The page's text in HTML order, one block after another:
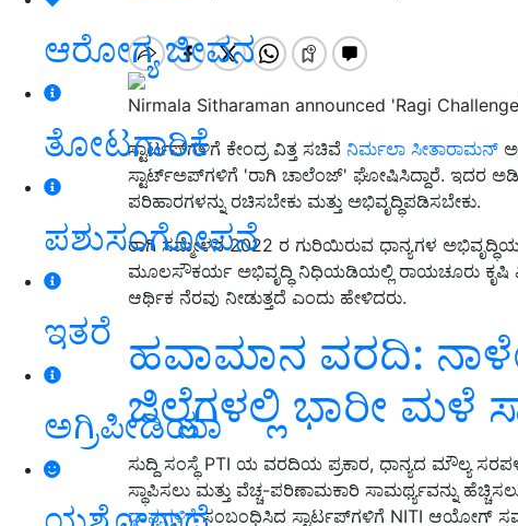
ಆರೋಗ್ಯ ಜೀವನ
ತೋಟಗಾರಿಕೆ
ಪಶುಸಂಗೋಪನೆ
ಇತರೆ
ಅಗ್ರಿಪೀಡಿಯಾ
Nirmala Sitharaman announced 'Ragi
ಸ್ಟಾರ್ಟಪ್‌ಗಳಿಗೆ ಕೇಂದ್ರ ವಿತ್ತ ಸಚಿವೆ ನಿರ್ಮಲಾ ಸೀತಾರಾಮನ್
ಸ್ಟಾರ್ಟ್‌ಅಪ್‌ಗಳಿಗೆ 'ರಾಗಿ ಚಾಲೆಂಜ್' ಘೋಷಿಸಿದ್ದಾರೆ. ಇದರ
ಪರಿಹಾರಗಳನ್ನು ರಚಿಸಬೇಕು ಮತ್ತು ಅಭಿವೃದ್ಧಿಪಡಿಸಬೇಕು.
ರಾಗಿ ಸಮ್ಮೇಳನ 2022 ರ ಗುರಿಯಿರುವ ಧಾನ್ಯಗಳ
ಮೂಲಸೌಕರ್ಯ ಅಭಿವೃದ್ಧಿ ನಿಧಿಯಡಿಯಲ್ಲಿ ರಾಯಚೂರು ಕೃಷಿ
ಆರ್ಥಿಕ ನೆರವು ನೀಡುತ್ತದೆ ಎಂದು ಹೇಳಿದರು.
ಹವಾಮಾನ ವರದಿ:
ಜಿಲ್ಲೆಗಳಲ್ಲಿ ಭಾರೀ ಮಳೆ
ಸುದ್ದಿ ಸಂಸ್ಥೆ PTI ಯ ವರದಿಯ ಪ್ರಕಾರ, ಧಾನ್ಯದ ಮೌಲ್ಯ
ಸ್ಥಾಪಿಸಲು ಮತ್ತು ವೆಚ್ಚ-ಪರಿಣಾಮಕಾರಿ ಸಾಮರ್ಥ್ಯವನ್ನು
ಧಾನ್ಯಗಳಿಗೆಸಂಬಂಧಿಸಿದ ಸ್ಟಾರ್ಟಪ್‌ಗಳಿಗೆ NITI ಆಯೋಗ್